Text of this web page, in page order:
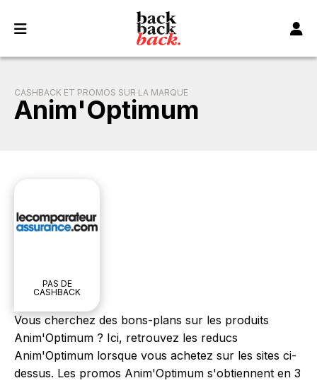
CASHBACK ET PROMOS SUR LA MARQUE
Anim'Optimum
PAS DE
CASHBACK
Vous cherchez des bons-plans sur les produits
Anim'Optimum ? Ici, retrouvez les reducs
Anim'Optimum lorsque vous achetez sur les sites ci-
dessus. Les promos Anim'Optimum s'obtiennent en 3